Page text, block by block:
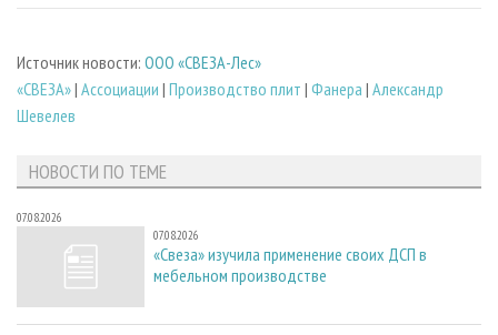
Источник новости: ООО «СВЕЗА-Лес»
«СВЕЗА»| Ассоциации | Производство плит | Фанера | Александр
Шевелев
НОВОСТИ ПО ТЕМЕ
07.08.2026
07.08.2026
«Свеза» изучила применение своих ДСП в
мебельном производстве